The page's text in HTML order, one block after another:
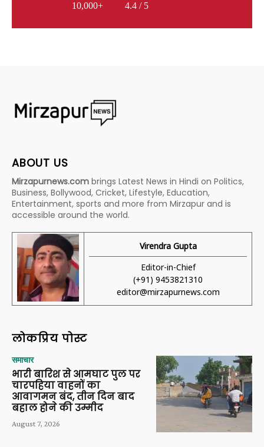
10,000+
4.4 / 5
ABOUT US
Mirzapurnews.com brings Latest News in Hindi on Politics,
Business, Bollywood, Cricket, Lifestyle, Education,
Entertainment, sports and more from Mirzapur and is
accessible around the world.
Virendra Gupta
Editor-in-Chief
(+91) 9453821310
editor@mirzapurnews.com
लोकप्रिय पोस्ट
समाचार
भारी बारिश से आमघाट पुल पर
चारपहिया वाहनों का
आवागमन बंद, तीन दिन बाद
बहाल होने की उम्मीद
August 7, 2026